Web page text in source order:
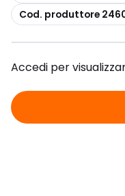
copia
Cod. produttore
Accedi per